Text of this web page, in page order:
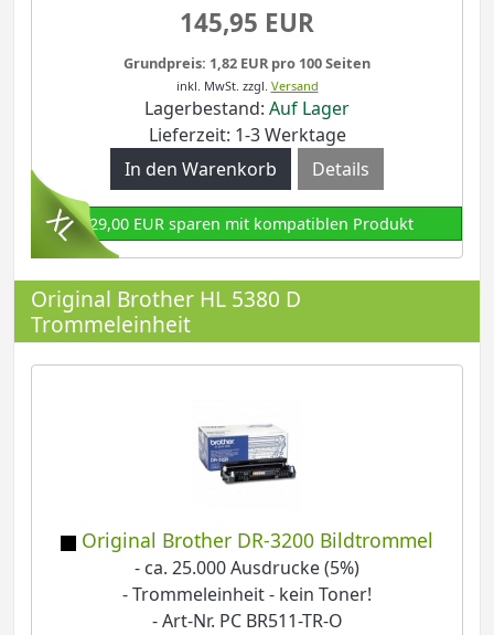
145,95 EUR
Grundpreis: 1,82 EUR pro 100 Seiten
inkl. MwSt. zzgl. Versand
Lagerbestand: Auf Lager
Lieferzeit: 1-3 Werktage
Details
129,00 EUR sparen mit kompatiblen Produkt
Original Brother HL 5380 D
Trommeleinheit
Original Brother DR-3200 Bildtrommel
- ca. 25.000 Ausdrucke (5%)
- Trommeleinheit - kein Toner!
- Art-Nr. PC BR511-TR-O